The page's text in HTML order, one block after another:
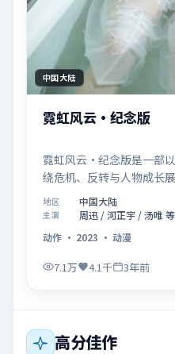
中国大陆
霓虹风云·纪念版
霓虹风云·纪念版是一部
绕危机、反转与人物成长
荐观看。
地区 中国大陆
主演
周迅 / 河正宇 / 汤唯 等
动作 · 2023 · 动漫
7.1万 4.1千 3年前
高分佳作